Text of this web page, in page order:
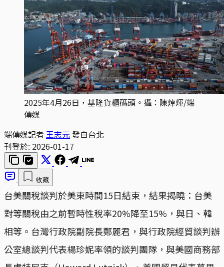
2025年4月26日，基隆貨櫃碼頭。攝：陳焯煇/端
傳媒
端傳媒記者 王志元發自台北
刊登於: 2026-01-17
收藏
台美關稅談判於美東時間15日結束，結果揭曉：台美
對等關稅由之前暫時性稅率20%降至15%，與日、韓
相等。台灣行政院副院長鄭麗君，與行政院經貿談判辦
公室總談判代表楊珍妮率領的談判團隊，與美國商務部